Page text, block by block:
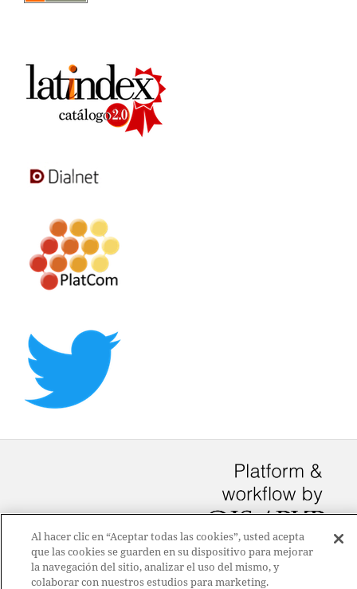
Al hacer clic en “Aceptar todas las cookies”, usted acepta
que las cookies se guarden en su dispositivo para mejorar
la navegación del sitio, analizar el uso del mismo, y
colaborar con nuestros estudios para marketing.